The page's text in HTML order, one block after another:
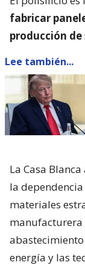
fabricar
producción
Lee también...
La Casa
la
materiales
manufacturera
energía y las